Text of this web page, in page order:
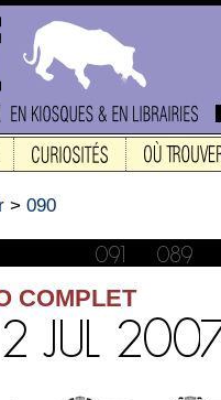
> 090
COMPLET